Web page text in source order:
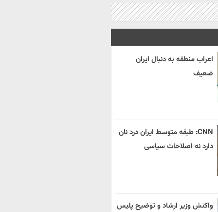
اعراب منطقه به دنبال ایران
ضعیف
CNN: طبقه متوسط ایران درد نان
دارد نه اصلاحات سیاسی
واکنش وزیر ارشاد و توضیح پلیس